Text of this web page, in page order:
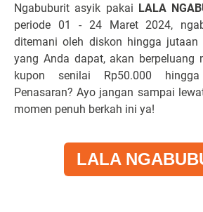
Ngabuburit asyik pakai LALA
periode 01 - 24 Maret 2024,
ditemani oleh diskon hingga jutaan
yang Anda dapat, akan berpeluang
kupon senilai Rp50.000
Penasaran? Ayo jangan sampai
momen penuh berkah ini ya!
LALA